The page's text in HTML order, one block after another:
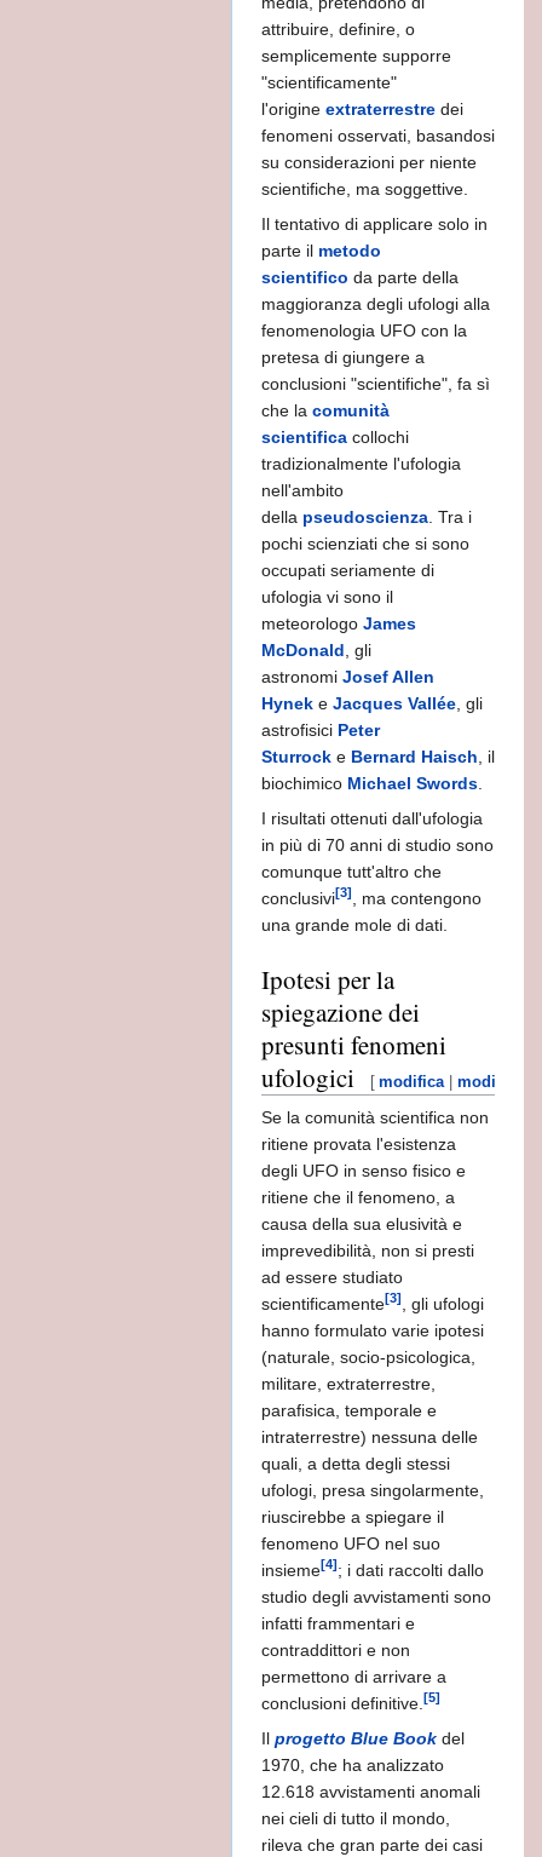
attribuire, definire, o
semplicemente supporre
"scientificamente"
l'origine extraterrestre dei
fenomeni osservati, basandosi
su considerazioni per niente
scientifiche, ma soggettive.
Il tentativo di applicare solo in
parte il metodo
scientifico da parte della
maggioranza degli ufologi alla
fenomenologia UFO con la
pretesa di giungere a
conclusioni "scientifiche", fa sì
che la comunità
scientifica collochi
tradizionalmente l'ufologia
nell'ambito
della pseudoscienza . Tra i
pochi scienziati che si sono
occupati seriamente di
ufologia vi sono il
meteorologo James
McDonald , gli
astronomi Josef Allen
Hynek e Jacques Vallée , gli
astrofisici Peter
Sturrock e Bernard Haisch , il
biochimico Michael Swords
I risultati ottenuti dall'ufologia
in più di 70 anni di studio sono
comunque tutt'altro che
conclusivi[3]
, ma contengono
una grande mole di dati.
Ipotesi per la
spiegazione dei
presunti fenomeni
ufologici
[ modifica|modifica
Se la comunità scientifica non
ritiene provata l'esistenza
degli UFO in senso fisico e
ritiene che il fenomeno, a
causa della sua elusività e
imprevedibilità, non si presti
ad essere studiato
scientificamente[3]
, gli ufologi
hanno formulato varie ipotesi
(naturale, socio-psicologica,
militare, extraterrestre,
parafisica, temporale e
intraterrestre) nessuna delle
quali, a detta degli stessi
ufologi, presa singolarmente,
riuscirebbe a spiegare il
fenomeno UFO nel suo
insieme[4] ; i dati raccolti dallo
studio degli avvistamenti sono
infatti frammentari e
contraddittori e non
permettono di arrivare a
conclusioni definitive. [5]
Il progetto Blue Book del
1970, che ha analizzato
12.618 avvistamenti anomali
nei cieli di tutto il mondo,
rileva che gran parte dei casi